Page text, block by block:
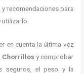
recomendaciones para
utilizarlo.
en cuenta la última vez
Chorrillos y comprobar
seguros, el peso y la